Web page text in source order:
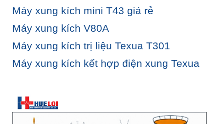
Máy xung kích mini T43 giá rẻ
Máy xung kích V80A
Máy xung kích trị liệu Texua T301
Máy xung kích kết hợp điện xung Texua